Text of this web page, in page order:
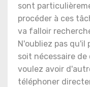
sont
procéder à ces
va falloir
N'oubliez pas qu'il
soit nécessaire
voulez avoir
téléphoner